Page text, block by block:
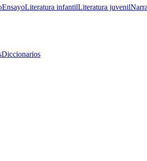
EnsayoLiteratura infantilLiteratura juvenil
Diccionarios